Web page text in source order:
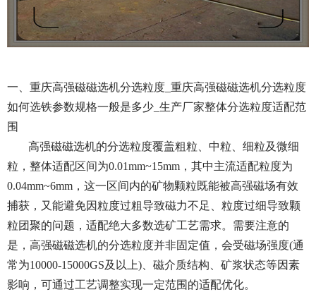
一、重庆高强磁磁选机分选粒度_重庆高强磁磁选机分选粒度
如何选铁参数规格一般是多少_生产厂家整体分选粒度适配范
围
高强磁磁选机的分选粒度覆盖粗粒、中粒、细粒及微细
粒，整体适配区间为0.01mm~15mm，其中主流适配粒度为
0.04mm~6mm，这一区间内的矿物颗粒既能被高强磁场有效
捕获，又能避免因粒度过粗导致磁力不足、粒度过细导致颗
粒团聚的问题，适配绝大多数选矿工艺需求。需要注意的
是，高强磁磁选机的分选粒度并非固定值，会受磁场强度(通
常为10000-15000GS及以上)、磁介质结构、矿浆状态等因素
影响，可通过工艺调整实现一定范围的适配优化。